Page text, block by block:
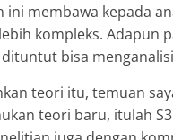
ini membawa kepada
kompleks. Adapun
bisa
teori itu, temuan
teori baru, itulah